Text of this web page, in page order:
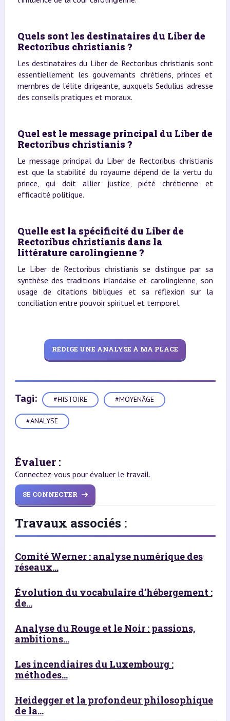
Quels sont les destinataires du Liber de
Rectoribus christianis ?
Les destinataires du Liber de Rectoribus christianis sont
essentiellement les gouvernants chrétiens, princes et
membres de l’élite dirigeante, auxquels Sedulius adresse
des conseils pratiques et moraux.
Quel est le message principal du Liber de
Rectoribus christianis ?
Le message principal du Liber de Rectoribus christianis
est que la stabilité du royaume dépend de la vertu du
prince, qui doit allier justice, piété chrétienne et
efficacité politique.
Quelle est la spécificité du Liber de
Rectoribus christianis dans la
littérature carolingienne ?
Le Liber de Rectoribus christianis se distingue par sa
synthèse des traditions irlandaise et carolingienne, son
usage de citations bibliques et sa réflexion sur la
conciliation entre pouvoir spirituel et temporel.
RÉDIGE UNE ANALYSE À MA PLACE
Tagi: #HISTOIRE #MOYENÂGE
#ANALYSE
Évaluer :
Connectez-vous pour évaluer le travail.
SE CONNECTER
Travaux associés :
Comité Werner : analyse numérique des
réseaux...
Évolution du vocabulaire d’hébergement :
de...
Analyse du Rouge et le Noir : passions,
ambitions...
Les incendiaires du Luxembourg :
méthodes...
Heidegger et la profondeur philosophique
de la...